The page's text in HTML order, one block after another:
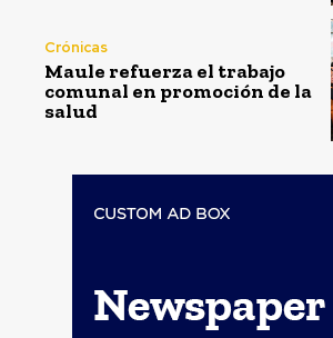
Crónicas
Maule refuerza el trabajo
comunal en promoción de la
salud